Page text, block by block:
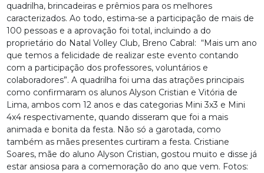
quadrilha, brincadeiras e prêmios para os melhores
caracterizados. Ao todo, estima-se a participação de mais de
100 pessoas e a aprovação foi total, incluindo a do
proprietário do Natal Volley Club, Breno Cabral: “Mais um ano
que temos a felicidade de realizar este evento contando
com a participação dos professores, voluntários e
colaboradores”. A quadrilha foi uma das atrações principais
como confirmaram os alunos Alyson Cristian e Vitória de
Lima, ambos com 12 anos e das categorias Mini 3x3 e Mini
4x4 respectivamente, quando disseram que foi a mais
animada e bonita da festa. Não só a garotada, como
também as mães presentes curtiram a festa. Cristiane
Soares, mãe do aluno Alyson Cristian, gostou muito e disse já
estar ansiosa para a comemoração do ano que vem. Fotos: